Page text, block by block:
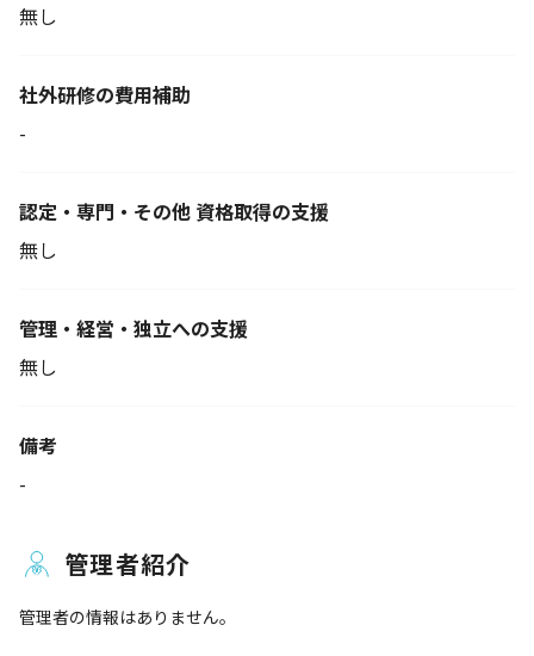
無し
社外研修の費用補助
-
認定・専門・その他 資格取得の支援
無し
管理・経営・独立への支援
無し
備考
-
管理者紹介
管理者の情報はありません。